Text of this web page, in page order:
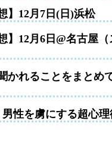
】12月7日(日)浜松
】12月6日@名古屋（
かれることをまとめ
性を虜にする超心理